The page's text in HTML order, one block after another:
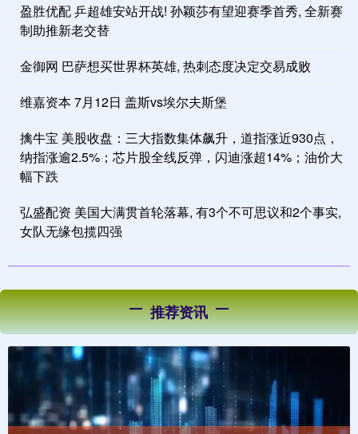
盈胜优配 乒超雄安站开战! 孙颖莎有望迎赛季首秀, 全新赛
制助推新老交替
金御网 巴萨想买世界杯英雄, 热刺态度决定交易成败
维嘉资本 7月12日 盖斯vs埃尔夫斯堡
擒牛宝 美股收盘：三大指数集体飙升，道指涨近930点，
纳指涨逾2.5%；芯片股全线反弹，闪迪涨超14%；油价大
幅下跌
弘盛配资 美国大满贯首轮落幕, 有3个不可思议和2个事实,
女队无缘包揽四强
推荐资讯